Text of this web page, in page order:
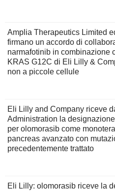
Amplia Therapeutics Limited
firmano un accordo di
narmafotinib in combinazione
KRAS G12C di Eli Lilly &
non a piccole cellule
Eli Lilly and Company riceve
Administration la
per olomorasib come
pancreas avanzato con
precedentemente trattato
Eli Lilly: olomorasib riceve la